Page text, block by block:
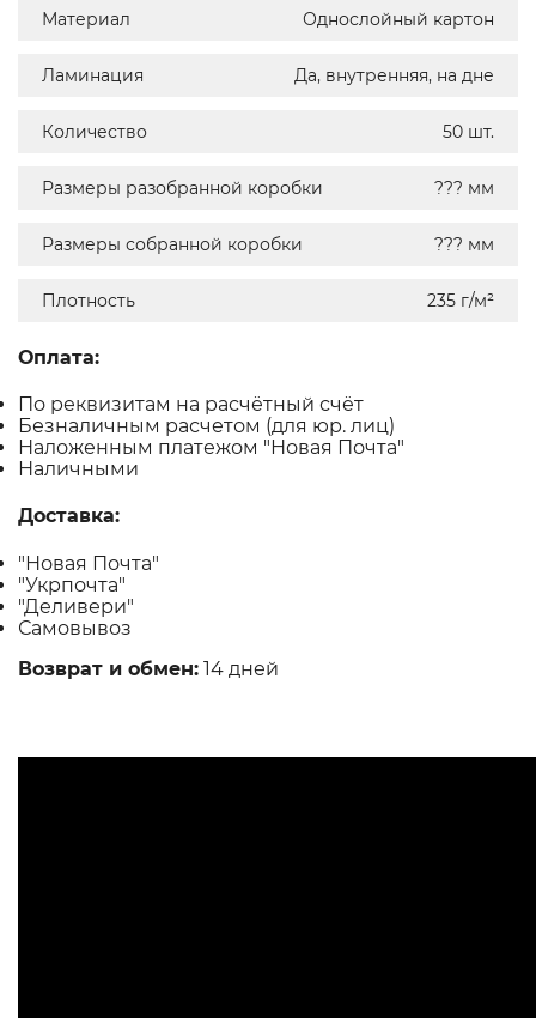
Материал Однослойный картон
Ламинация Да, внутренняя, на дне
Количество 50 шт.
Размеры разобранной коробки ??? мм
Размеры собранной коробки ??? мм
Плотность 235 г/м²
Оплата:
По реквизитам на расчётный счёт
Безналичным расчетом (для юр. лиц)
Наложенным платежом "Новая Почта"
Наличными
Доставка:
"Новая Почта"
"Укрпочта"
"Деливери"
Самовывоз
Возврат и обмен: 14 дней